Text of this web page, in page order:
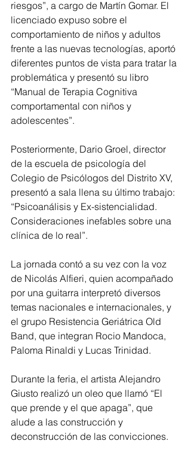
riesgos”, a cargo de Martín Gomar. El
licenciado expuso sobre el
comportamiento de niños y adultos
frente a las nuevas tecnologías, aportó
diferentes puntos de vista para tratar la
problemática y presentó su libro
“Manual de Terapia Cognitiva
comportamental con niños y
adolescentes”.
Posteriormente, Dario Groel, director
de la escuela de psicología del
Colegio de Psicólogos del Distrito XV,
presentó a sala llena su último trabajo:
“Psicoanálisis y Ex-sistencialidad.
Consideraciones inefables sobre una
clínica de lo real”.
La jornada contó a su vez con la voz
de Nicolás Alfieri, quien acompañado
por una guitarra interpretó diversos
temas nacionales e internacionales, y
el grupo Resistencia Geriátrica Old
Band, que integran Rocio Mandoca,
Paloma Rinaldi y Lucas Trinidad.
Durante la feria, el artista Alejandro
Giusto realizó un oleo que llamó “El
que prende y el que apaga”, que
alude a las construcción y
deconstrucción de las convicciones.